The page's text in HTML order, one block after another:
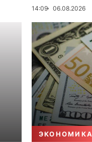
14:09 06.08.2026
ЭКОНОМИКА